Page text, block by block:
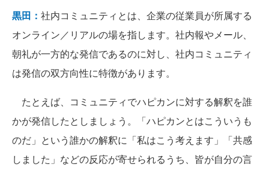
黒田： 社内コミュニティとは、企業の従業員が所属する
オンライン／リアルの場を指します。社内報やメール、
朝礼が一方的な発信であるのに対し、社内コミュニティ
は発信の双方向性に特徴があります。
たとえば、コミュニティでハピカンに対する解釈を誰
かが発信したとしましょう。「ハピカンとはこういうも
のだ」という誰かの解釈に「私はこう考えます」「共感
しました」などの反応が寄せられるうち、皆が自分の言